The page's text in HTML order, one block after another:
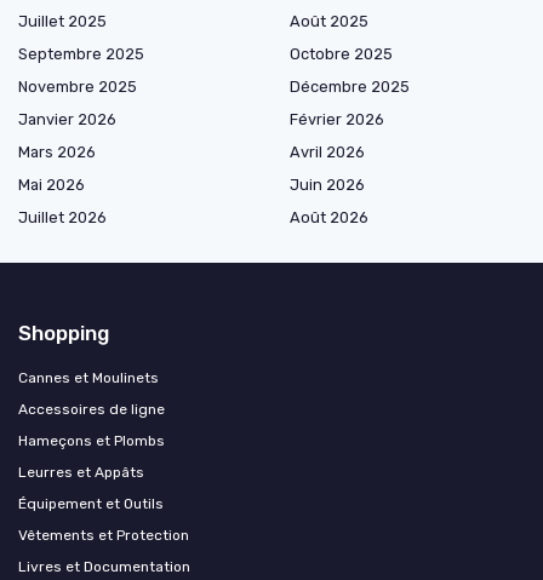
Juillet 2025
Août 2025
Septembre 2025
Octobre 2025
Novembre 2025
Décembre 2025
Janvier 2026
Février 2026
Mars 2026
Avril 2026
Mai 2026
Juin 2026
Juillet 2026
Août 2026
Shopping
Cannes et Moulinets
Accessoires de ligne
Hameçons et Plombs
Leurres et Appâts
Équipement et Outils
Vêtements et Protection
Livres et Documentation